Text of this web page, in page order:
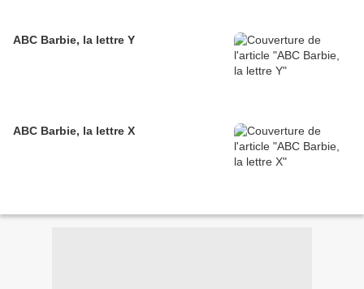
ABC Barbie, la lettre Y
ABC Barbie, la lettre X